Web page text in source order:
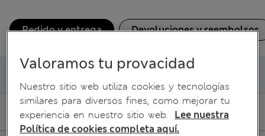
Pedido y entrega Devoluciones y reembolsos
Editar mi pedido
Valoramos tu provacidad
Nuestro sitio web utiliza cookies y tecnologías
similares para diversos fines, como mejorar tu
experiencia en nuestro sitio web.
Lee nuestra
Política de cookies completa aquí.